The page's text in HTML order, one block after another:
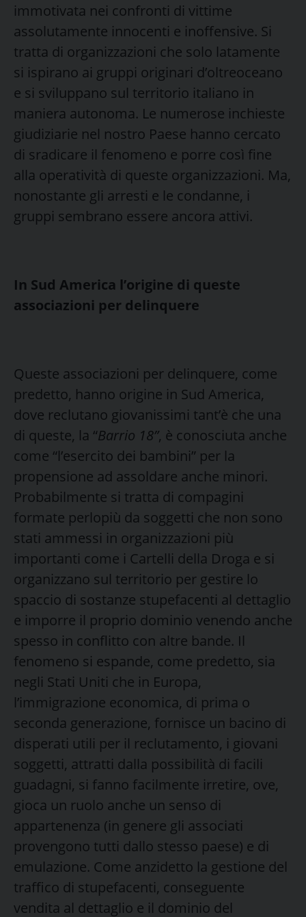
immotivata nei confronti di vittime
assolutamente innocenti e inoffensive. Si
tratta di organizzazioni che solo latamente
si ispirano ai gruppi originari d’oltreoceano
e si sviluppano sul territorio italiano in
maniera autonoma. Le numerose inchieste
giudiziarie nel nostro Paese hanno cercato
di sradicare il fenomeno e porre così fine
alla operatività di queste organizzazioni. Ma,
nonostante gli arresti e le condanne, i
gruppi sembrano essere ancora attivi.
In Sud America l’origine di queste
associazioni per delinquere
Queste associazioni per delinquere, come
predetto, hanno origine in Sud America,
dove reclutano giovanissimi tant’è che una
di queste, la “Barrio 18”, è conosciuta anche
come “l’esercito dei bambini” per la
propensione ad assoldare anche minori.
Probabilmente si tratta di compagini
formate perlopiù da soggetti che non sono
stati ammessi in organizzazioni più
importanti come i Cartelli della Droga e si
organizzano sul territorio per gestire lo
spaccio di sostanze stupefacenti al dettaglio
e imporre il proprio dominio venendo anche
spesso in conflitto con altre bande. Il
fenomeno si espande, come predetto, sia
negli Stati Uniti che in Europa,
l’immigrazione economica, di prima o
seconda generazione, fornisce un bacino di
disperati utili per il reclutamento, i giovani
soggetti, attratti dalla possibilità di facili
guadagni, si fanno facilmente irretire, ove,
gioca un ruolo anche un senso di
appartenenza (in genere gli associati
provengono tutti dallo stesso paese) e di
emulazione. Come anzidetto la gestione del
traffico di stupefacenti, conseguente
vendita al dettaglio e il dominio del